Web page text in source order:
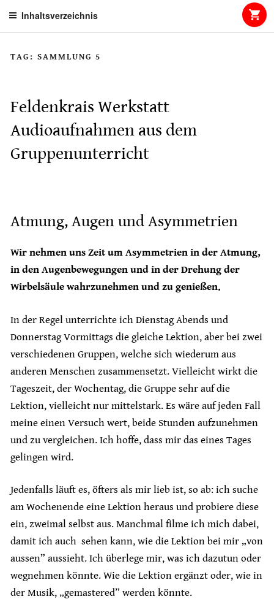
Inhaltsverzeichnis
TAG: SAMMLUNG 5
Feldenkrais Werkstatt
Audioaufnahmen aus dem
Gruppenunterricht
Atmung, Augen und Asymmetrien
Wir nehmen uns Zeit um Asymmetrien in der Atmung,
in den Augenbewegungen und in der Drehung der
Wirbelsäule wahrzunehmen und zu genießen.
In der Regel unterrichte ich Dienstag Abends und
Donnerstag Vormittags die gleiche Lektion, aber bei zwei
verschiedenen Gruppen, welche sich wiederum aus
anderen Menschen zusammensetzt. Vielleicht wirkt die
Tageszeit, der Wochentag, die Gruppe sehr auf die
Lektion, vielleicht nur mittelstark. Es wäre auf jeden Fall
meine einen Versuch wert, beide Stunden aufzunehmen
und zu vergleichen. Ich hoffe, dass mir das eines Tages
gelingen wird.
Jedenfalls läuft es, öfters als mir lieb ist, so ab: ich suche
am Wochenende eine Lektion heraus und probiere diese
ein, zweimal selbst aus. Manchmal filme ich mich dabei,
damit ich auch sehen kann, wie die Lektion bei mir „von
aussen” aussieht. Ich überlege mir, was ich dazutun oder
wegnehmen könnte. Wie die Lektion ergänzt oder, wie in
der Musik, „gemastered” werden könnte.